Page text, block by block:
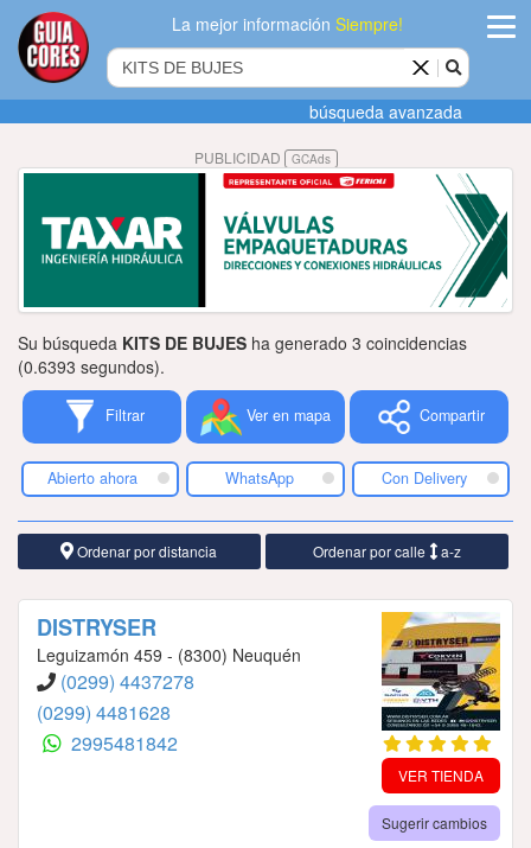
La mejor informaciónSiempre!
Agregar
empresa
Actualizar
datos
Publicidad
Tiendacores
Contactenos
búsqueda avanzada
PUBLICIDAD GCAds
Su búsqueda KITS DE BUJES ha generado 3 coincidencias
(0.6393 segundos).
Filtrar Ver en mapa Compartir
Abierto ahora WhatsApp Con Delivery
Ordenar por distancia Ordenar por calle a-z
DISTRYSER
Leguizamón 459 - (8300) Neuquén
(0299) 4437278
(0299) 4481628
2995481842
VER TIENDA
Sugerir cambios